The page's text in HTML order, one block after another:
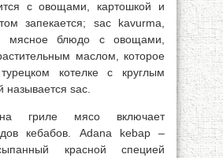
с овощами, картошкой и
запекается; sac kavurma,
мясное блюдо с овощами,
маслом, которое
котелке с круглым
называется sac.
гриле мясо включает
кебабов. Adana kebap –
красной специей